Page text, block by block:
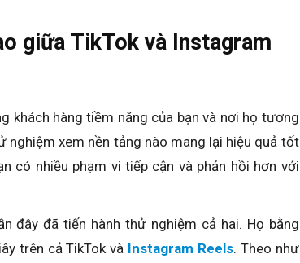
giữa TikTok và Instagram
khách hàng tiềm năng của bạn và nơi họ tương
nghiệm xem nền tảng nào mang lại hiệu quả tốt
có nhiều phạm vi tiếp cận và phản hồi hơn với
đây đã tiến hành thử nghiệm cả hai. Họ bằng
trên cả TikTok và Instagram Reels. Theo như